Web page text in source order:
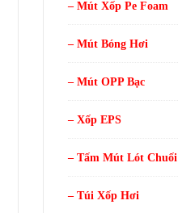
– Mút Xốp Pe Foam
– Mút Bóng Hơi
– Mút OPP Bạc
– Xốp EPS
– Tấm Mút Lót Chuối
– Túi Xốp Hơi